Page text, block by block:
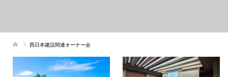
西日本建設関連オーナー会